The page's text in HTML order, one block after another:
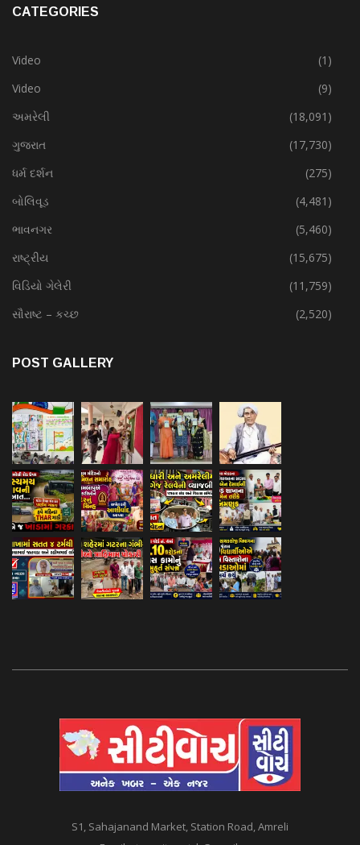
CATEGORIES
Video
(1)
Video
(9)
અમરેલી
(18,091)
ગુજરાત
(17,730)
ધર્મ દર્શન
(275)
બોલિવૂડ
(4,481)
ભાવનગર
(5,460)
રાષ્ટ્રીય
(15,675)
વિડિયો ગેલેરી
(11,759)
સૌરાષ્ટ – કચ્છ
(2,520)
POST GALLERY
S1, Sahajanand Market, Station Road, Amreli